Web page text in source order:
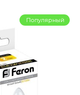
Популярный